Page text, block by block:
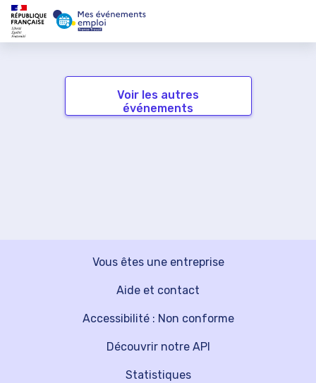
Voir les autres
événements
Vous êtes une entreprise
Découvrir notre API
Aide et contact
Statistiques
Accessibilité : Non conforme